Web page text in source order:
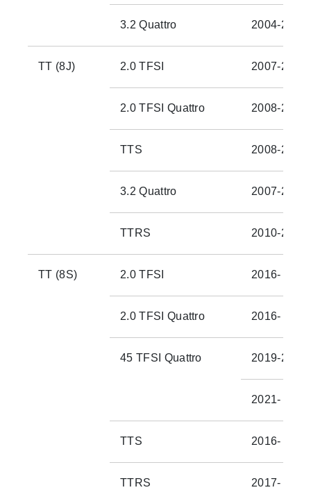
3.2 Quattro 2004-2006
TT (8J) 2.0 TFSI 2007-2015
2.0 TFSI Quattro 2008-2015
TTS 2008-2015
3.2 Quattro 2007-2009
TTRS 2010-2015
TT (8S) 2.0 TFSI 2016-
2.0 TFSI Quattro 2016-
45 TFSI Quattro 2019-2021
2021-
TTS 2016-
TTRS 2017-